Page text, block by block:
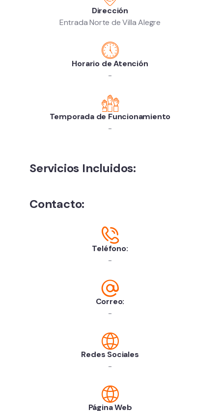
Dirección
Entrada Norte de Villa Alegre
Horario de Atención
-
Temporada de Funcionamiento
-
Servicios Incluidos:
Contacto:
Teléfono:
-
Correo:
-
Redes Sociales
-
Página Web